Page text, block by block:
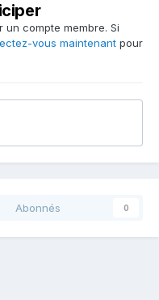
compte membre. Si
vous maintenant pour
Abonnés 0